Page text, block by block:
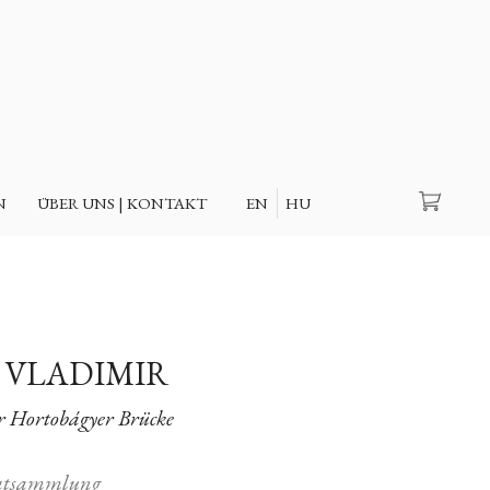
ÜBER UNS | KONTAKT EN HU
VLADIMIR
Brücke